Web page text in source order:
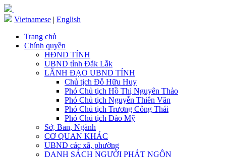
Vietnamese | English
Trang chủ
Chính quyền
HĐND TỈNH
UBND tỉnh Đắk Lắk
LÃNH ĐẠO UBND TỈNH
Chủ tịch Đỗ Hữu Huy
Phó Chủ tịch Hồ Thị Nguyên Thảo
Phó Chủ tịch Nguyễn Thiên Văn
Phó Chủ tịch Trương Công Thái
Phó Chủ tịch Đào Mỹ
Sở, Ban, Ngành
CƠ QUAN KHÁC
UBND các xã, phường
DANH SÁCH NGƯỜI PHÁT NGÔN